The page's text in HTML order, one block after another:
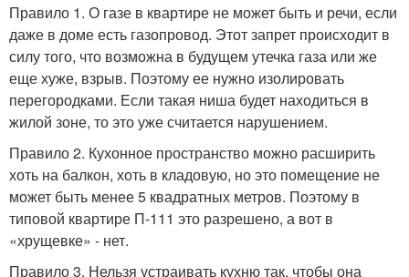
Правило 1. О газе в квартире не может быть и речи, если
даже в доме есть газопровод. Этот запрет происходит в
силу того, что возможна в будущем утечка газа или же
еще хуже, взрыв. Поэтому ее нужно изолировать
перегородками. Если такая ниша будет находиться в
жилой зоне, то это уже считается нарушением.
Правило 2. Кухонное пространство можно расширить
хоть на балкон, хоть в кладовую, но это помещение не
может быть менее 5 квадратных метров. Поэтому в
типовой квартире П-111 это разрешено, а вот в
«хрущевке» - нет.
Правило 3. Нельзя устраивать кухню так, чтобы она